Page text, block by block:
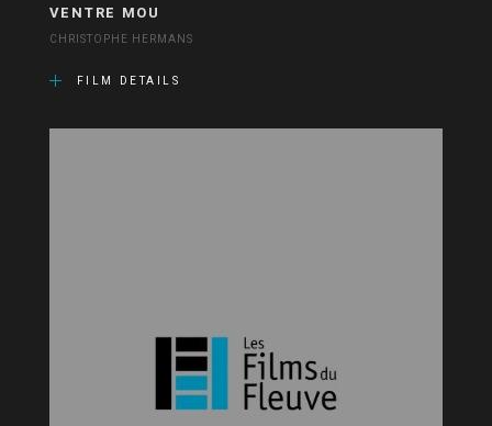
VENTRE MOU
CHRISTOPHE HERMANS
FILM DETAILS